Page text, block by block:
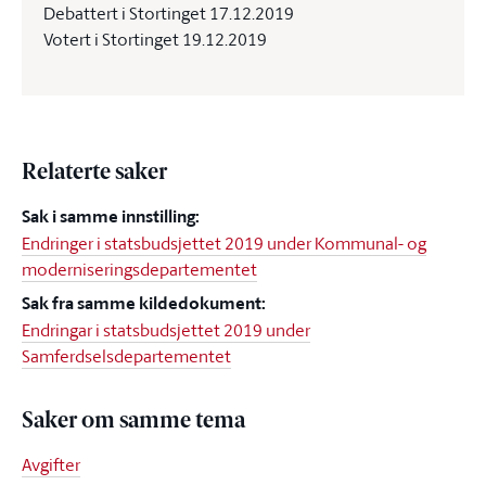
Debattert i Stortinget 17.12.2019
Votert i Stortinget 19.12.2019
Relaterte saker
Sak i samme innstilling:
Endringer i statsbudsjettet 2019 under Kommunal- og
moderniseringsdepartementet
Sak fra samme kildedokument:
Endringar i statsbudsjettet 2019 under
Samferdselsdepartementet
Saker om samme tema
Avgifter